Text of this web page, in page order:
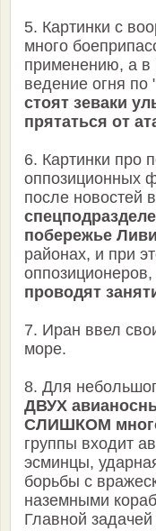
5. Картинки с
много
применению, а в
ведение огня
стоят зеваки
прятаться от
6. Картинки про
оппозиционных
после новостей
побережье
районах, и при
оппозиционеров,
проводят
7. Иран ввел
море.
8. Для
ДВУХ
СЛИШКОМ
группы входит
эсминцы,
борьбы с
наземными
Главной